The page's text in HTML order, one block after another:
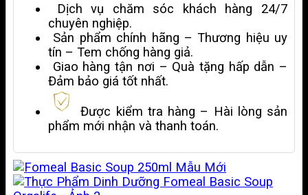
Dịch vụ chăm sóc khách hàng 24/7
chuyên nghiệp.
Sản phẩm chính hãng – Thương hiệu uy
tín – Tem chống hàng giả.
Giao hàng tận nơi – Quà tặng hấp dẫn –
Đảm bảo giá tốt nhất.
Được kiểm tra hàng – Hài lòng sản
phẩm mới nhận và thanh toán.